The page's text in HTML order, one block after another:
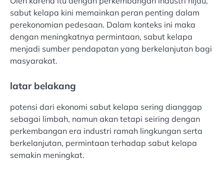
sabut kelapa kini memainkan peran penting dalam
perekonomian pedesaan. Dalam konteks ini maka
dengan meningkatnya permintaan, sabut kelapa
menjadi sumber pendapatan yang berkelanjutan bagi
masyarakat.
latar belakang
potensi dari ekonomi sabut kelapa sering dianggap
sebagai limbah, namun akan tetapi seiring dengan
perkembangan era industri ramah lingkungan serta
berkelanjutan, permintaan terhadap sabut kelapa
semakin meningkat.